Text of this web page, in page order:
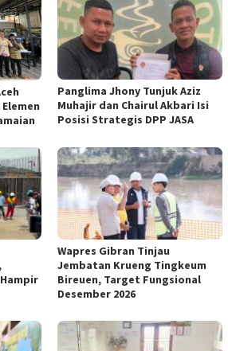
Panglima Jhony Tunjuk Aziz
Muhajir dan Chairul Akbari Isi
Posisi Strategis DPP JASA
Wapres Gibran Tinjau
Jembatan Krueng Tingkeum
Bireuen, Target Fungsional
Desember 2026